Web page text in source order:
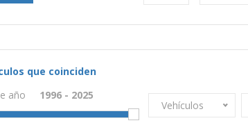
que coinciden
año
Vehículos